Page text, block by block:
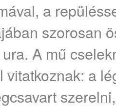
a
szorosan
A mű
vitatkoznak: a